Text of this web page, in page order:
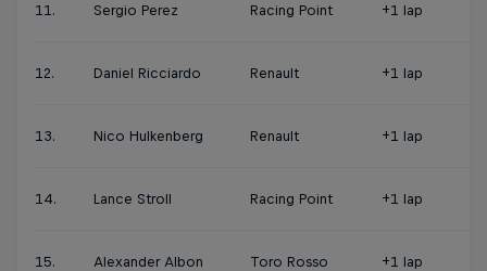
11. Sergio Perez Racing Point +1 lap
12. Daniel Ricciardo Renault +1 lap
13. Nico Hulkenberg Renault +1 lap
14. Lance Stroll Racing Point +1 lap
15. Alexander Albon Toro Rosso +1 lap